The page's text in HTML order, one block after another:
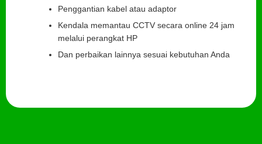
Penggantian kabel atau adaptor
Kendala memantau CCTV secara online 24 jam
melalui perangkat HP
Dan perbaikan lainnya sesuai kebutuhan Anda